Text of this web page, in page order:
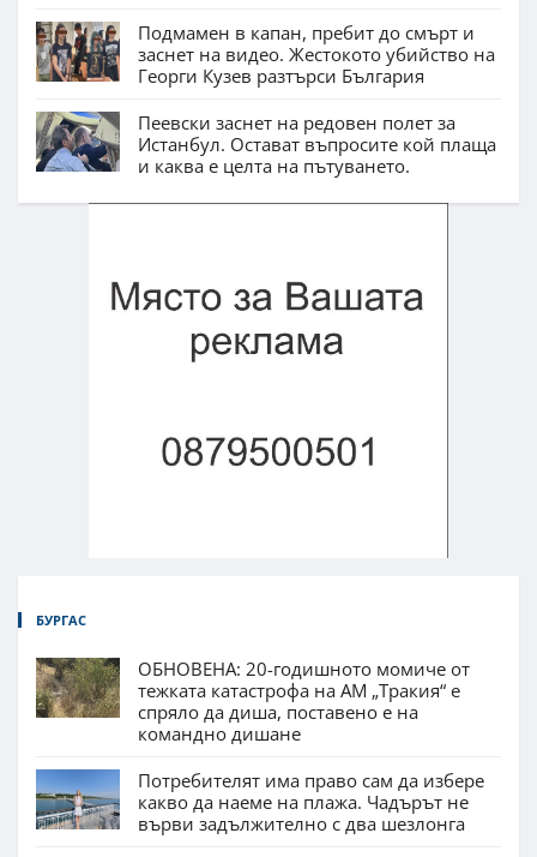
Подмамен в капан, пребит до смърт и
заснет на видео. Жестокото убийство на
Георги Кузев разтърси България
Пеевски заснет на редовен полет за
Истанбул. Остават въпросите кой плаща
и каква е целта на пътуването.
БУРГАС
ОБНОВЕНА: 20-годишното момиче от
тежката катастрофа на АМ „Тракия“ е
спряло да диша, поставено е на
командно дишане
Потребителят има право сам да избере
какво да наеме на плажа. Чадърът не
върви задължително с два шезлонга